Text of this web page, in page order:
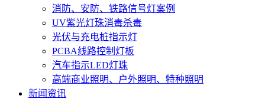
消防、安防、铁路信号灯案例
UV紫光灯珠消毒杀毒
光伏与充电桩指示灯
PCBA线路控制灯板
汽车指示LED灯珠
高端商业照明、户外照明、特种照明
新闻资讯